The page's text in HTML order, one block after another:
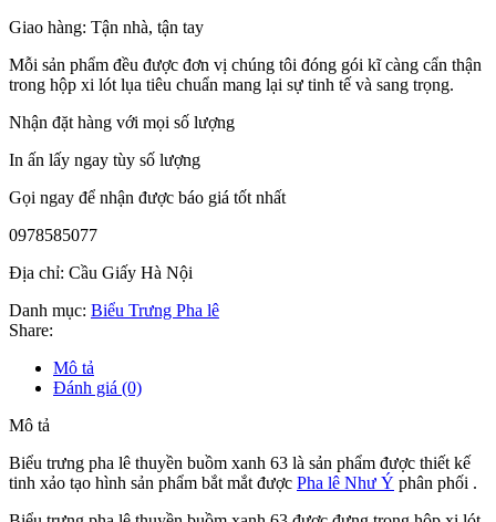
Giao hàng: Tận nhà, tận tay
Mỗi sản phẩm đều được đơn vị chúng tôi đóng gói kĩ càng cẩn thận
trong hộp xi lót lụa tiêu chuẩn mang lại sự tinh tế và sang trọng.
Nhận đặt hàng với mọi số lượng
In ấn lấy ngay tùy số lượng
Gọi ngay để nhận được báo giá tốt nhất
0978585077
Địa chỉ: Cầu Giấy Hà Nội
Danh mục: Biểu Trưng Pha lê
Share:
Mô tả
Đánh giá (0)
Mô tả
Biểu trưng pha lê thuyền buồm xanh 63 là sản phẩm được thiết kế
tinh xảo tạo hình sản phẩm bắt mắt được Pha lê Như Ý phân phối .